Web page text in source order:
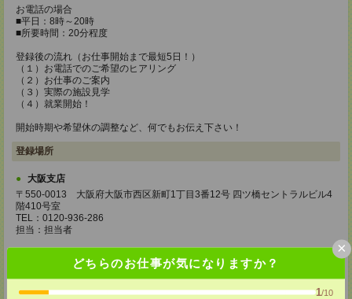
どちらのお仕事が気になりますか？
1/10
×
お電話の場合
■平日：8時～20時
■所要時間：20分程度
登録後の流れ（お仕事開始まで最短5日！）
（１）お電話でのご希望のヒアリング
（２）お仕事のご案内
（３）実際の施設見学
（４）就業開始！
開始時期や希望休の調整など、何でもお伝え下さい！
登録場所
大阪支店
〒550-0013 大阪府大阪市西区新町1丁目3番12号 四ツ橋セントラルビル4
階410号室
TEL：0120-936-286
担当：担当者
〒101-0034 東京都千代田区神田東紺屋町２８－１ VORT神田2 7F
TEL：0120-936-286
担当：担当者